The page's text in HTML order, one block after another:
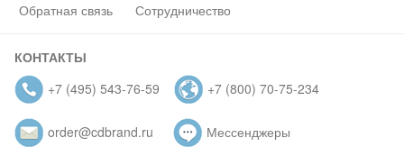
Обратная связь
Сотрудничество
КОНТАКТЫ
+7 (495) 543-76-59
+7 (800) 70-75-234
order@cdbrand.ru Мессенджеры